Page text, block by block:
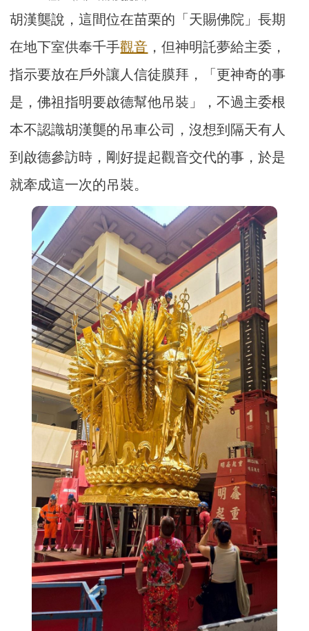
胡漢龑說，這間位在苗栗的「天賜佛院」長期
在地下室供奉千手觀音 ，但神明託夢給主委，
指示要放在戶外讓人信徒膜拜，「更神奇的事
是，佛祖指明要啟德幫他吊裝」，不過主委根
本不認識胡漢龑的吊車公司，沒想到隔天有人
到啟德參訪時，剛好提起觀音交代的事，於是
就牽成這一次的吊裝。